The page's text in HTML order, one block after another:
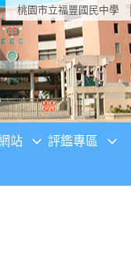
桃園市立福豐國民中學
站 評鑑專區